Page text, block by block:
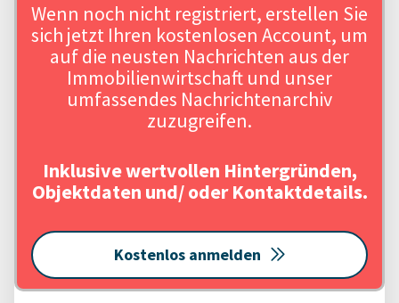
Wenn noch nicht registriert, erstellen Sie
sich jetzt Ihren kostenlosen Account, um
auf die neusten Nachrichten aus der
Immobilienwirtschaft und unser
umfassendes Nachrichtenarchiv
zuzugreifen.
Inklusive wertvollen Hintergründen,
Objektdaten und/ oder Kontaktdetails.
Kostenlos anmelden